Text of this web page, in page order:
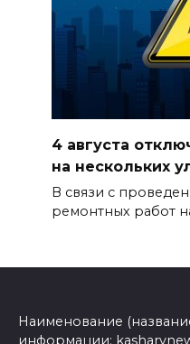
4 августа
на нескольких
В связи с
ремонтных работ
Наименование
информации: